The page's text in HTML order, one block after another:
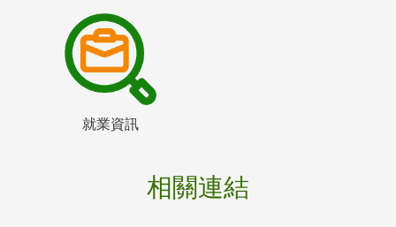
就業資訊
相關連結